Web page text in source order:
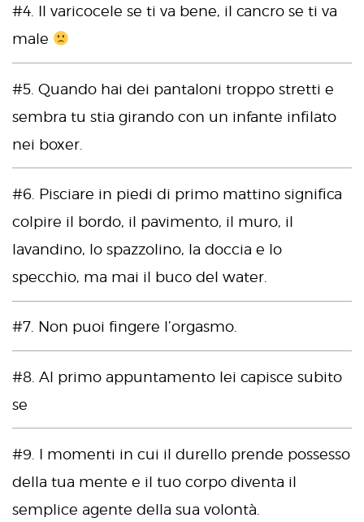
#4. Il varicocele se ti va bene, il cancro se ti va
male
#5. Quando hai dei pantaloni troppo stretti e
sembra tu stia girando con un infante infilato
nei boxer.
#6. Pisciare in piedi di primo mattino significa
colpire il bordo, il pavimento, il muro, il
lavandino, lo spazzolino, la doccia e lo
specchio, ma mai il buco del water.
#7. Non puoi fingere l’orgasmo.
#8. Al primo appuntamento lei capisce subito
se
#9. I momenti in cui il durello prende possesso
della tua mente e il tuo corpo diventa il
semplice agente della sua volontà.